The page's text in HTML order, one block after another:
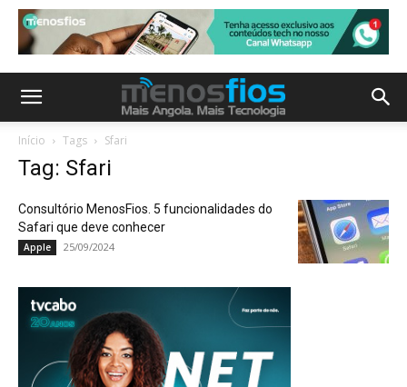
Início Tags Sfari
Tag: Sfari
Consultório MenosFios. 5 funcionalidades do
Safari que deve conhecer
Apple 25/09/2024